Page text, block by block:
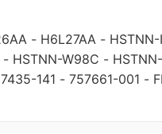
- H6L27AA -
- HSTNN-W98C -
141 - 757661-001 -